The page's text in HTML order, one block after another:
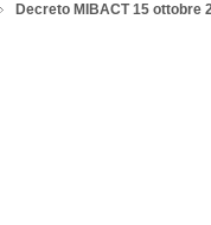
Decreto MIBACT 15 ottobre